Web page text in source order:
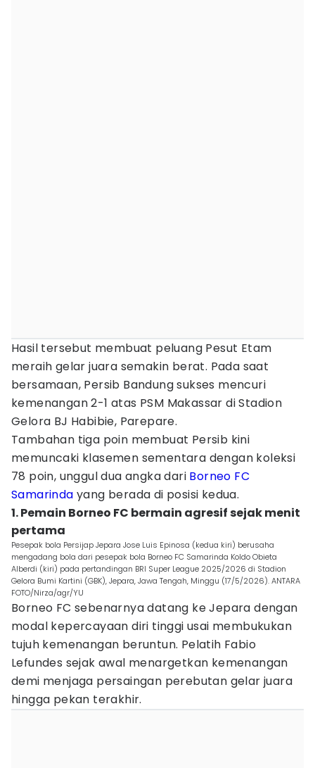
Hasil tersebut membuat peluang Pesut Etam
meraih gelar juara semakin berat. Pada saat
bersamaan, Persib Bandung sukses mencuri
kemenangan 2-1 atas PSM Makassar di Stadion
Gelora BJ Habibie, Parepare.
Tambahan tiga poin membuat Persib kini
memuncaki klasemen sementara dengan koleksi
78 poin, unggul dua angka dari Borneo FC
Samarinda yang berada di posisi kedua.
1. Pemain Borneo FC bermain agresif sejak menit
pertama
Pesepak bola Persijap Jepara Jose Luis Epinosa (kedua kiri) berusaha
mengadang bola dari pesepak bola Borneo FC Samarinda Koldo Obieta
Alberdi (kiri) pada pertandingan BRI Super League 2025/2026 di Stadion
Gelora Bumi Kartini (GBK), Jepara, Jawa Tengah, Minggu (17/5/2026). ANTARA
FOTO/Nirza/agr/YU
Borneo FC sebenarnya datang ke Jepara dengan
modal kepercayaan diri tinggi usai membukukan
tujuh kemenangan beruntun. Pelatih Fabio
Lefundes sejak awal menargetkan kemenangan
demi menjaga persaingan perebutan gelar juara
hingga pekan terakhir.